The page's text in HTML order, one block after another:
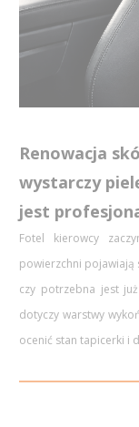
Renowacja
wystarczy
jest
Fotel kierowcy
powierzchni pojawiają
czy potrzebna jest
dotyczy warstwy
ocenić stan tapicerki i